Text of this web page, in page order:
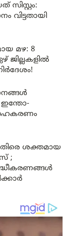
സിസ്റ്റം:
മഴ: 8
ജില്ലകളിൽ
ഇന്തോ-
ശക്തമായ
;